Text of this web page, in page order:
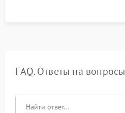
FAQ. Ответы на вопросы